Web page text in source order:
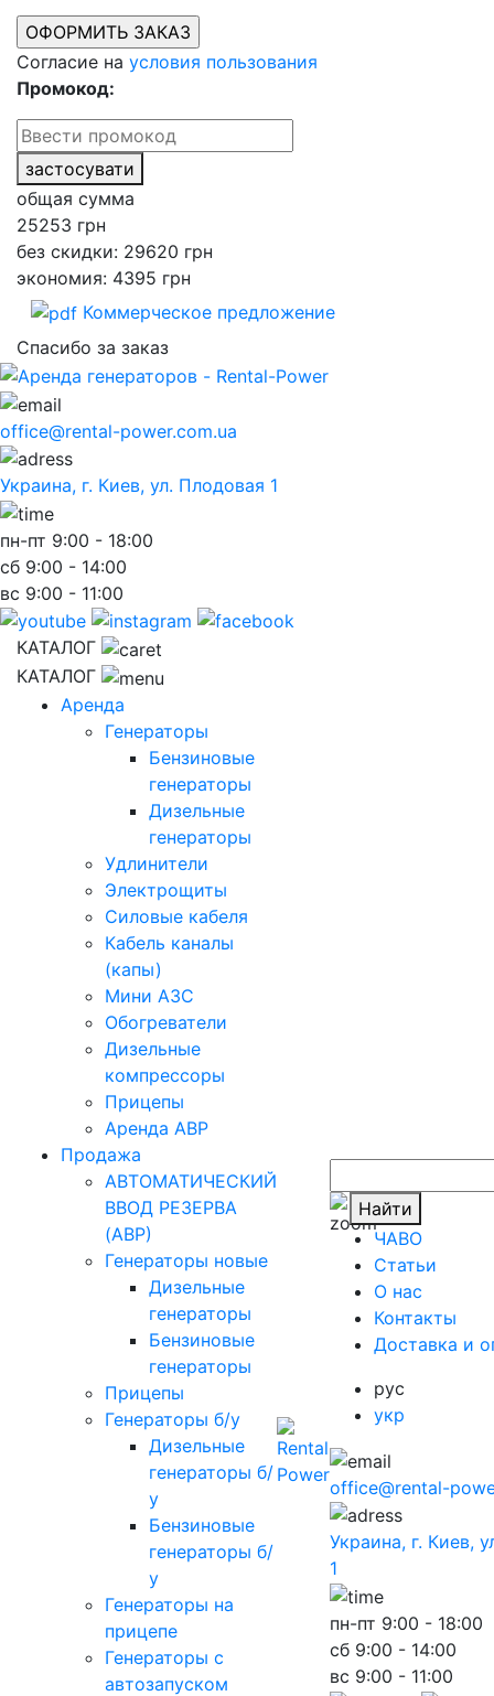
Согласие на условия пользования
Промокод:
застосувати
общая сумма
25253 грн
без скидки: 29620 грн
экономия: 4395 грн
Коммерческое предложение
Спасибо за заказ
office@rental-power.com.ua
Украина, г. Киев, ул. Плодовая 1
пн-пт 9:00 - 18:00
сб 9:00 - 14:00
вс 9:00 - 11:00
КАТАЛОГ
КАТАЛОГ
Аренда
Генераторы
Бензиновые
генераторы
Дизельные
генераторы
Удлинители
Электрощиты
Силовые кабеля
Кабель каналы
(капы)
Мини АЗС
Обогреватели
Дизельные
компрессоры
Прицепы
Аренда АВР
Продажа
АВТОМАТИЧЕСКИЙ
ВВОД РЕЗЕРВА
(АВР)
Генераторы новые
Дизельные
генераторы
Бензиновые
генераторы
Прицепы
Генераторы б/у
Дизельные
генераторы б/
у
Бензиновые
генераторы б/
у
Генераторы на
прицепе
Генераторы с
автозапуском
Найти
ЧАВО
Cтатьи
O нас
Контакты
Доставка и
рус
укр
office@rental-
Украина, г. Киев,
1
пн-пт 9:00 - 18:00
сб 9:00 - 14:00
вс 9:00 - 11:00